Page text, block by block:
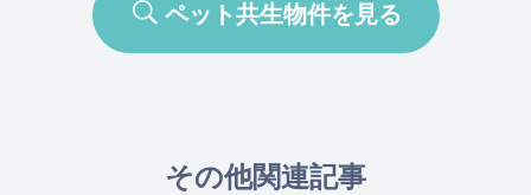
ペット共生物件を見る
その他関連記事